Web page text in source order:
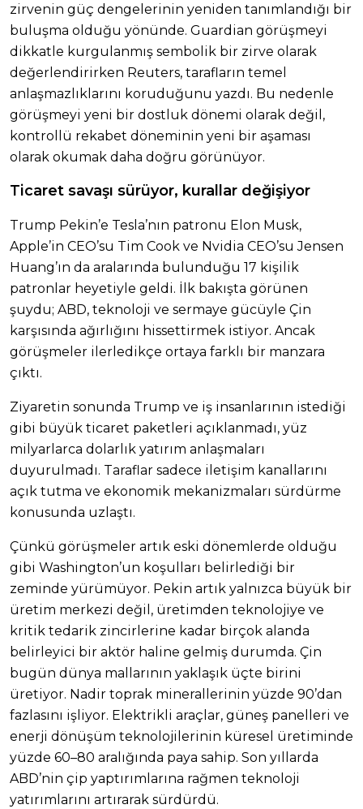
zirvenin güç dengelerinin yeniden tanımlandığı bir
buluşma olduğu yönünde. Guardian görüşmeyi
dikkatle kurgulanmış sembolik bir zirve olarak
değerlendirirken Reuters, tarafların temel
anlaşmazlıklarını koruduğunu yazdı. Bu nedenle
görüşmeyi yeni bir dostluk dönemi olarak değil,
kontrollü rekabet döneminin yeni bir aşaması
olarak okumak daha doğru görünüyor.
Ticaret savaşı sürüyor, kurallar değişiyor
Trump Pekin’e Tesla’nın patronu Elon Musk,
Apple’in CEO’su Tim Cook ve Nvidia CEO’su Jensen
Huang’ın da aralarında bulunduğu 17 kişilik
patronlar heyetiyle geldi. İlk bakışta görünen
şuydu; ABD, teknoloji ve sermaye gücüyle Çin
karşısında ağırlığını hissettirmek istiyor. Ancak
görüşmeler ilerledikçe ortaya farklı bir manzara
çıktı.
Ziyaretin sonunda Trump ve iş insanlarının istediği
gibi büyük ticaret paketleri açıklanmadı, yüz
milyarlarca dolarlık yatırım anlaşmaları
duyurulmadı. Taraflar sadece iletişim kanallarını
açık tutma ve ekonomik mekanizmaları sürdürme
konusunda uzlaştı.
Çünkü görüşmeler artık eski dönemlerde olduğu
gibi Washington’un koşulları belirlediği bir
zeminde yürümüyor. Pekin artık yalnızca büyük bir
üretim merkezi değil, üretimden teknolojiye ve
kritik tedarik zincirlerine kadar birçok alanda
belirleyici bir aktör haline gelmiş durumda. Çin
bugün dünya mallarının yaklaşık üçte birini
üretiyor. Nadir toprak minerallerinin yüzde 90’dan
fazlasını işliyor. Elektrikli araçlar, güneş panelleri ve
enerji dönüşüm teknolojilerinin küresel üretiminde
yüzde 60–80 aralığında paya sahip. Son yıllarda
ABD’nin çip yaptırımlarına rağmen teknoloji
yatırımlarını artırarak sürdürdü.